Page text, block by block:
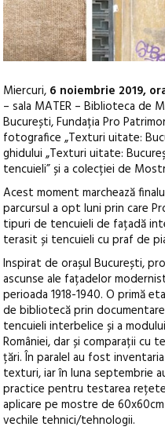
Miercuri, 6 noiembrie 2019,
– sala MATER – Biblioteca de
București, Fundația Pro
fotografice „Texturi uitate:
ghidului „Texturi uitate:
tencuieli” și a colecției de
Acest moment marchează
parcursul a opt luni prin care
tipuri de tencuieli de fațadă
terasit și tencuieli cu praf de
Inspirat de orașul București,
ascunse ale fațadelor
perioada 1918-1940. O primă
de bibliotecă prin
tencuieli interbelice și a
României, dar și comparații cu
țări. În paralel au fost
texturi, iar în luna septembrie
practice pentru testarea
aplicare pe mostre de
vechile tehnici/tehnologii.